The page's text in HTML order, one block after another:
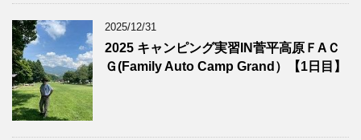
2025/12/31
2025 キャンピング実習IN菅平高原ＦAＣ
Ｇ(Family Auto Camp Grand）【1日目】